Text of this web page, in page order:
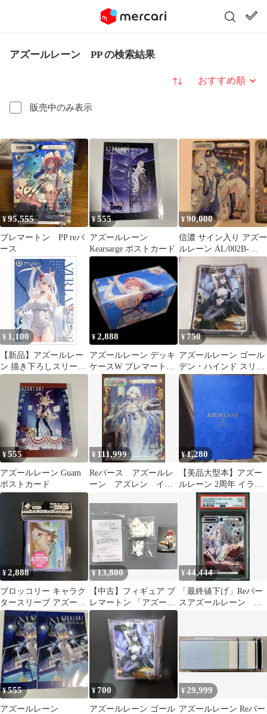
アズールレーン PP の検索結果
販売中のみ表示
並び替え
¥95,555
ブレマートン PP reバ
ース
¥555
アズールレーン
Kearsarge ポストカード
¥90,000
信濃 サイン入り アズー
ルレーン AL/002B-
P006P/PP
¥ 1,100
【新品】アズールレー
ン 描き下ろしスリーブ
（四万十/冬デート）
【正規品】
¥2,888
アズールレーン デッキ
ケースW ブレマートン
ウェディングVer.《新品
未開封》
¥ 750
アズールレーン ゴール
デン・ハインド スリー
ブ
¥555
アズールレーン Guam
ポストカード
¥ 111,999
Reバース アズールレ
ーン アズレン イラ
¥1,280
【美品大型本】アズー
ルレーン 2周年 イラス
トレーションコレクシ
¥2,888
ブロッコリー キャラク
タースリーブ アズール
レーン 樫野 湯上がり
Ver.
¥13,800
【中古】フィギュア ブ
レマートン 「アズール
レーン」 1/7 レジンキ
ャストキット トレジャ
ーフェスタ・オンライ
ン1＆イベント限定
¥44,444
「最終値下げ」Reバー
スアズールレーン ム
¥555
アズールレーン
¥700
アズールレーン ゴール
¥ 29,999
アズールレーン Reバー